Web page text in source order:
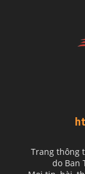
Trang thông
do Ban